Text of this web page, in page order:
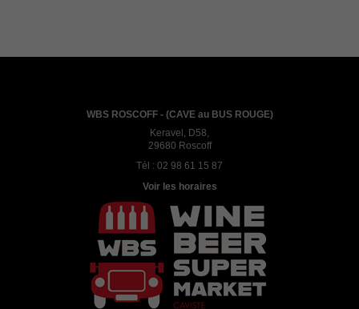
WBS ROSCOFF - (CAVE au BUS ROUGE)
Keravel, D58,
29680 Roscoff
Tél : 02 98 61 15 87
Voir les horaires